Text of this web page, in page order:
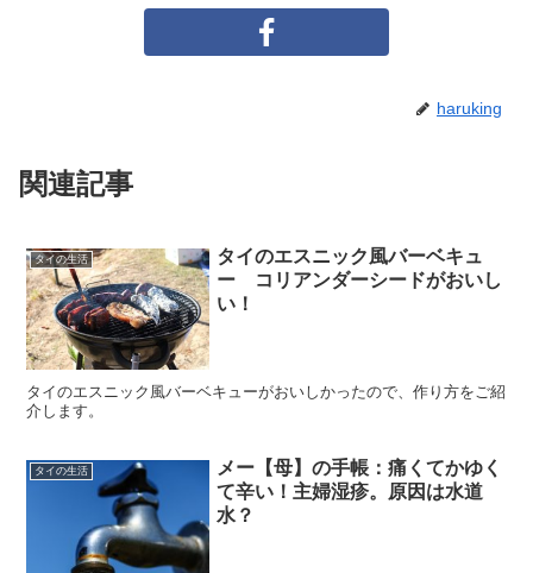
haruking
関連記事
タイの生活
タイのエスニック風バーベキュ
ー コリアンダーシードがおいし
い！
タイのエスニック風バーベキューがおいしかったので、作り方をご紹
介します。
タイの生活
メー【母】の手帳：痛くてかゆく
て辛い！主婦湿疹。原因は水道
水？